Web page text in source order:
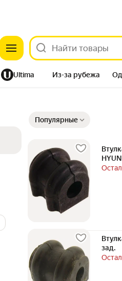
Ultima Из-за рубежа
Популярные
зад.